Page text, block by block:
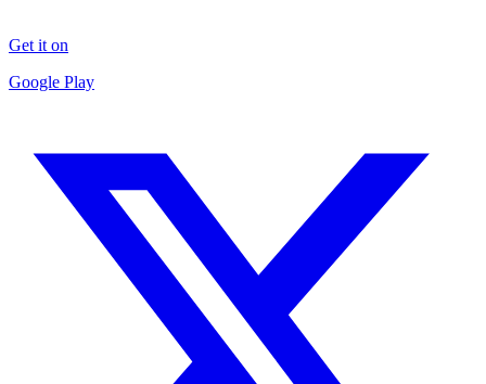
Get it on
Google Play